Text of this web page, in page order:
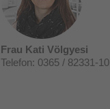
Frau Kati Völgyesi
Telefon: 0365 / 82331-10